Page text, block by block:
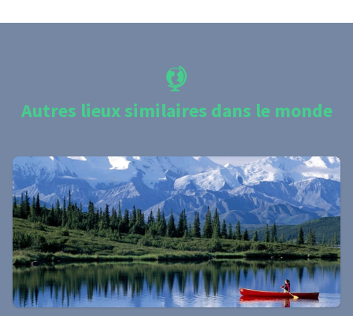
Autres lieux similaires dans le monde